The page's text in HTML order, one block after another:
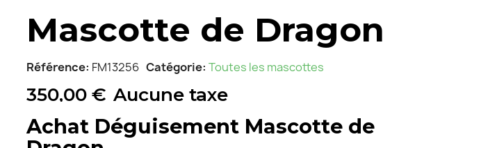
Mascotte de Dragon
Référence FM13256 Catégorie Toutes les mascottes
350,00 € Aucune taxe
Achat Déguisement Mascotte de